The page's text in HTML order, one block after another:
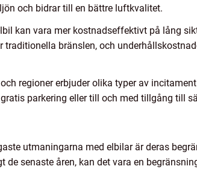
och bidrar till en bättre luftkvalitet.
kan vara mer kostnadseffektivt på lång
traditionella bränslen, och
regioner erbjuder olika typer av
parkering eller till och med tillgång till
utmaningarna med elbilar är deras
senaste åren, kan det vara en